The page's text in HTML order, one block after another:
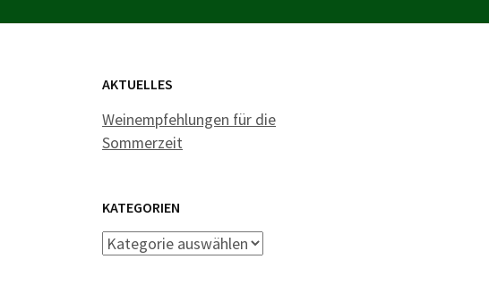
AKTUELLES
Weinempfehlungen für die
Sommerzeit
KATEGORIEN
Kategorien